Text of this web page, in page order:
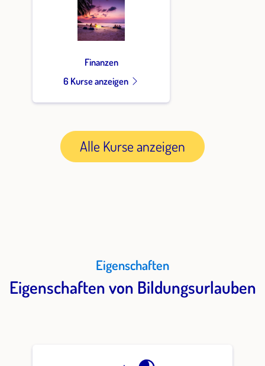
Finanzen
6 Kurse anzeigen
Alle Kurse anzeigen
Eigenschaften
Eigenschaften von Bildungsurlauben